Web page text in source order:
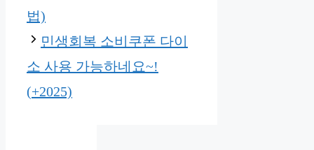
법)
민생회복 소비쿠폰 다이
소 사용 가능하네요~!
(+2025)